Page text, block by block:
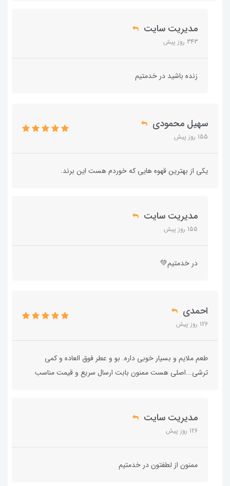
مدیریت سایت
343 روز پیش
زنده باشید در خدمتیم
سهیل محمودی
155 روز پیش
یکی از بهترین قهوه هایی که خوردم هست این برند.
مدیریت سایت
155 روز پیش
در خدمتیم💚
احمدی
126 روز پیش
طعم ملایم و بسیار خوبی داره. بو و عطر فوق العاده و کمی
ترشی...اصلی هست ممنون بابت ارسال سریع و قیمت مناسب
مدیریت سایت
126 روز پیش
ممنون از لطفتون در خدمتیم